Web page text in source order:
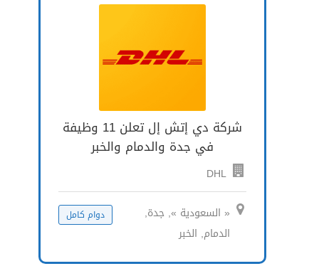
شركة دي إتش إل تعلن 11 وظيفة
في جدة والدمام والخبر
DHL
« السعودية », جدة,
الدمام, الخبر
دوام كامل